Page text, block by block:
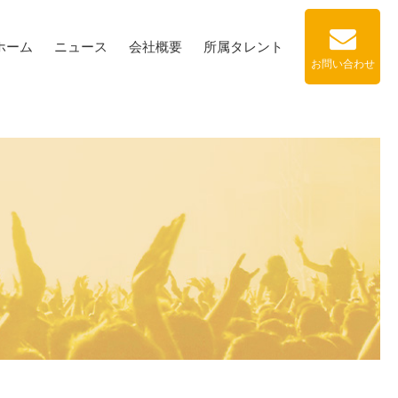
ーム ニュース 会社概要 所属タレント
お問い合わせ